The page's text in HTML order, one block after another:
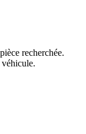
recherchée.